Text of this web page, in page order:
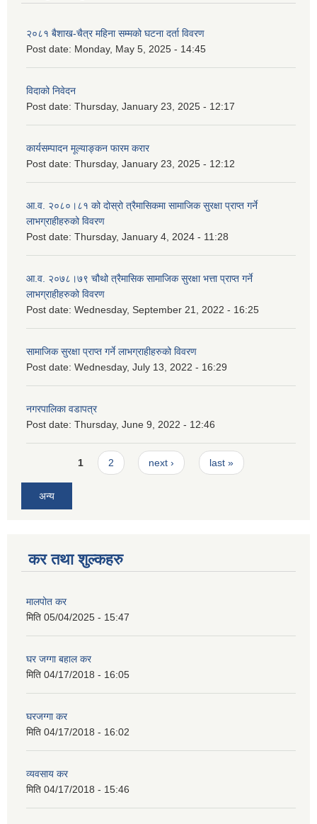
२०८१ बैशाख-चैत्र महिना सम्मको घटना दर्ता विवरण
Post date: Monday, May 5, 2025 - 14:45
विदाको निवेदन
Post date: Thursday, January 23, 2025 - 12:17
कार्यसम्पादन मूल्याङ्कन फारम करार
Post date: Thursday, January 23, 2025 - 12:12
आ.व. २०८०।८१ को दोस्रो त्रैमासिकमा सामाजिक सुरक्षा प्राप्त गर्ने
लाभग्राहीहरुको विवरण
Post date: Thursday, January 4, 2024 - 11:28
आ.व. २०७८।७९ चौथो त्रैमासिक सामाजिक सुरक्षा भत्ता प्राप्त गर्ने
लाभग्राहीहरुको विवरण
Post date: Wednesday, September 21, 2022 - 16:25
सामाजिक सुरक्षा प्राप्त गर्ने लाभग्राहीहरुको विवरण
Post date: Wednesday, July 13, 2022 - 16:29
नगरपालिका वडापत्र
Post date: Thursday, June 9, 2022 - 12:46
Pages1 2 next › last »
अन्य
कर तथा शुल्कहरु
मालपोत कर
मिति 05/04/2025 - 15:47
घर जग्गा बहाल कर
मिति 04/17/2018 - 16:05
घरजग्गा कर
मिति 04/17/2018 - 16:02
व्यवसाय कर
मिति 04/17/2018 - 15:46